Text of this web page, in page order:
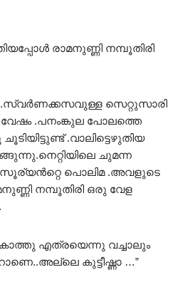
രാമനുണ്ണി നമ്പൂതിരി
.സ്വർണക്കസവുള്ള സെറ്റുസാരി
.പനംങ്കുല പോലത്തെ
.വാലിട്ടെഴുതിയ
ചുമന്ന
പൊലിമ .അവളുടെ
നമ്പൂതിരി ഒരു വേള
കാത്തു എത്രയെന്നു വച്ചാലും
കുട്ടീഷ്ണാ …”